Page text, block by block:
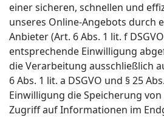
einer sicheren, schnellen und
unseres Online-Angebots durch
Anbieter (Art. 6 Abs. 1 lit. f
entsprechende Einwilligung
die Verarbeitung ausschließlich
6 Abs. 1 lit. a DSGVO und § 25
Einwilligung die Speicherung
Zugriff auf Informationen im